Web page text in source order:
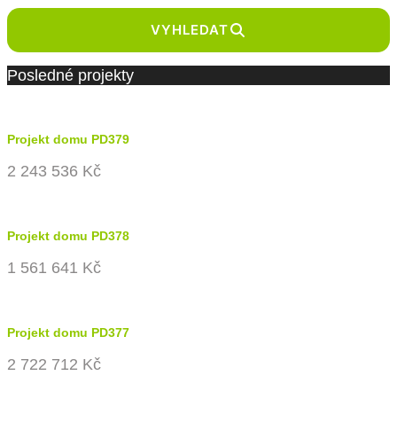
VYHLEDAT
Posledné projekty
Projekt domu PD379
2 243 536 Kč
Projekt domu PD378
1 561 641 Kč
Projekt domu PD377
2 722 712 Kč